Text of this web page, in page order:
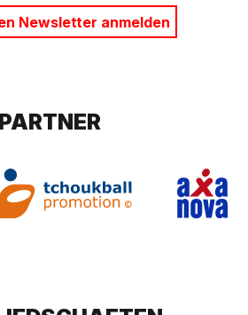
Newsletter anmelden
PARTNER